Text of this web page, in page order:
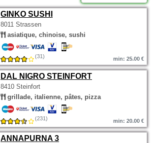
GINKO SUSHI
8011 Strassen
asiatique, chinoise, sushi
(31) min: 25.00 €
DAL NIGRO STEINFORT
8410 Steinfort
grillade, italienne, pâtes, pizza
(231) min: 20.00 €
ANNAPURNA 3